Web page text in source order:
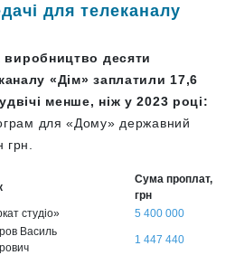
для телеканалу
виробництво десяти
«‎Дім» заплатили 17,6
менше, ніж у 2023 році:
для «Дому» державний
Сума проплат,
грн
студіо»
5 400 000
Василь
1 447 440